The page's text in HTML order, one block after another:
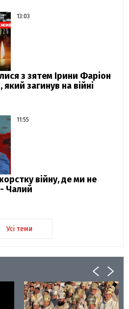
13:03
з зятем Ірини Фаріон
загинув на війні
11:55
війну, де ми не
Чалий
Усі теми